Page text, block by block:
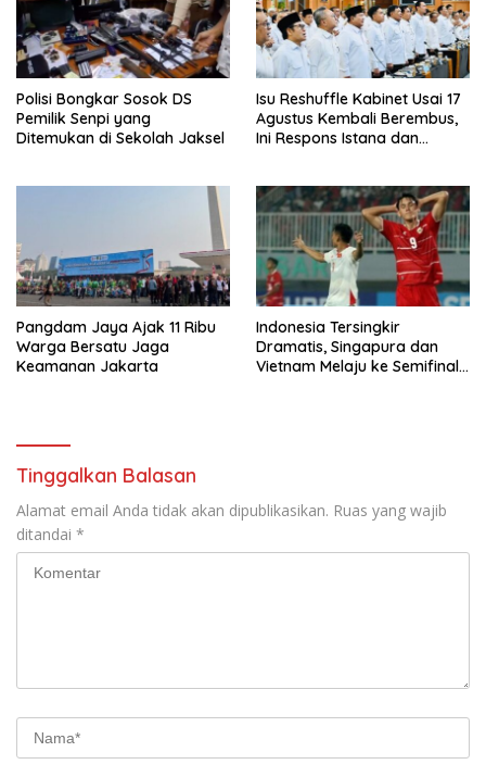
Polisi Bongkar Sosok DS
Pemilik Senpi yang
Ditemukan di Sekolah Jaksel
Isu Reshuffle Kabinet Usai 17
Agustus Kembali Berembus,
Ini Respons Istana dan
Pangdam Jaya Ajak 11 Ribu
Warga Bersatu Jaga
Keamanan Jakarta
Indonesia Tersingkir
Dramatis, Singapura dan
Vietnam Melaju ke Semifinal
Tinggalkan Balasan
Alamat email Anda tidak akan dipublikasikan. Ruas yang wajib
ditandai *